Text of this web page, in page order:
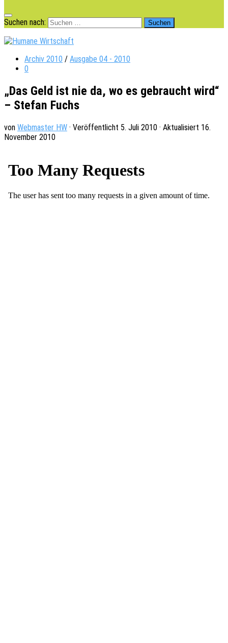
Suchen nach:
Archiv 2010 / Ausgabe 04 - 2010
0
„Das Geld ist nie da, wo es gebraucht wird“
– Stefan Fuchs
von Webmaster HW · Veröffentlicht 5. Juli 2010 · Aktualisiert 16.
November 2010